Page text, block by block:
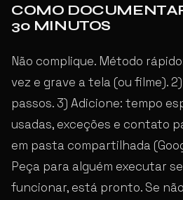
COMO
30 MINUTOS
Não complique. Método
vez e grave a tela (ou filme).
passos. 3) Adicione: tempo
usadas, exceções e contato
em pasta compartilhada
Peça para alguém executar
funcionar, está pronto. Se